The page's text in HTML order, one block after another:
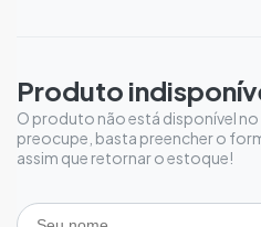
Produto
O produto não está disponível
preocupe, basta preencher o
assim que retornar o estoque!